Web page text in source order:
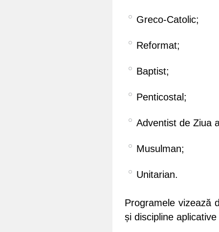
Greco-Catolic;
Reformat;
Baptist;
Penticostal;
Adventist de Ziua
Musulman;
Unitarian.
Programele vizează
și discipline